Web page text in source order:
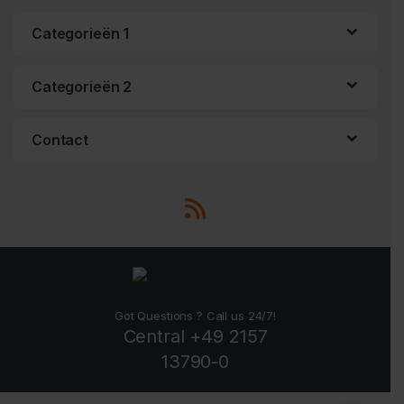
Categorieën 1
Categorieën 2
Contact
Got Questions ? Call us 24/7!
Central +49 2157
13790-0